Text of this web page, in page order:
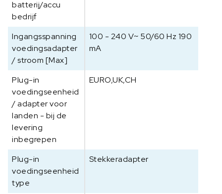
batterij/accu
bedrijf
Ingangsspanning
voedingsadapter
/ stroom [Max]
100 - 240 V~ 50/60 Hz 190
mA
Plug-in
voedingseenheid
/ adapter voor
landen - bij de
levering
inbegrepen
EURO,UK,CH
Plug-in
voedingseenheid
type
Stekkeradapter